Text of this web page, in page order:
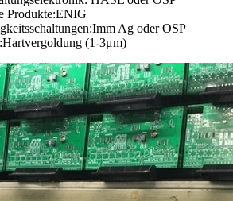
Produkte:ENIG
Ag oder OSP
(1-3μm)